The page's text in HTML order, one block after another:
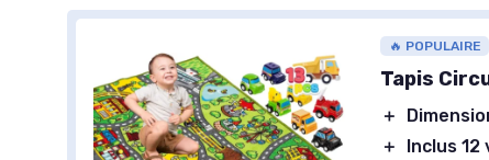
🔥 POPULAIRE
Tapis
＋
＋
Inclus